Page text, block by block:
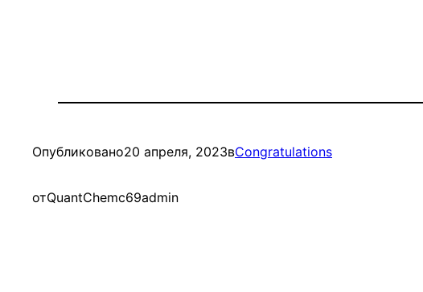
Опубликовано20 апреля, 2023вCongratulations
отQuantChemc69admin